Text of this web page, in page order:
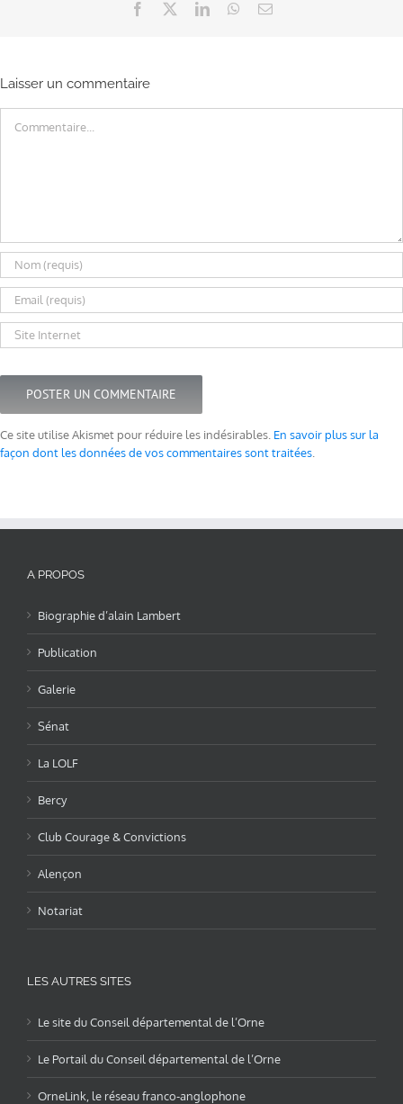
Facebook LinkedInWhatsApp
Email
Laisser un commentaire
Ce site utilise Akismet pour réduire les indésirables. En savoir plus sur la
façon dont les données de vos commentaires sont traitées
A PROPOS
Biographie d’alain Lambert
Publication
Galerie
Sénat
La LOLF
Bercy
Club Courage & Convictions
Alençon
Notariat
LES AUTRES SITES
Le site du Conseil départemental de l’Orne
Le Portail du Conseil départemental de l’Orne
OrneLink, le réseau franco-anglophone